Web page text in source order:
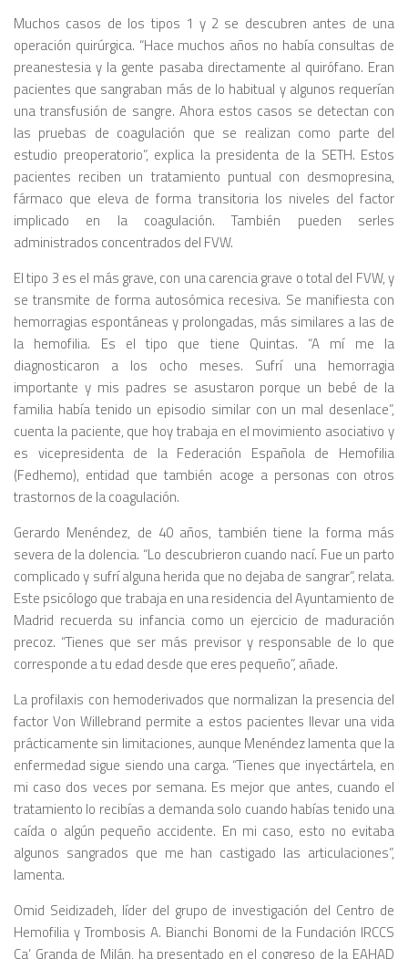
Muchos casos de los tipos 1 y 2 se descubren antes de una
operación quirúrgica. “Hace muchos años no había consultas de
preanestesia y la gente pasaba directamente al quirófano. Eran
pacientes que sangraban más de lo habitual y algunos requerían
una transfusión de sangre. Ahora estos casos se detectan con
las pruebas de coagulación que se realizan como parte del
estudio preoperatorio”, explica la presidenta de la SETH. Estos
pacientes reciben un tratamiento puntual con desmopresina,
fármaco que eleva de forma transitoria los niveles del factor
implicado en la coagulación. También pueden serles
administrados concentrados del FVW.
El tipo 3 es el más grave, con una carencia grave o total del FVW, y
se transmite de forma autosómica recesiva. Se manifiesta con
hemorragias espontáneas y prolongadas, más similares a las de
la hemofilia. Es el tipo que tiene Quintas. “A mí me la
diagnosticaron a los ocho meses. Sufrí una hemorragia
importante y mis padres se asustaron porque un bebé de la
familia había tenido un episodio similar con un mal desenlace”,
cuenta la paciente, que hoy trabaja en el movimiento asociativo y
es vicepresidenta de la Federación Española de Hemofilia
(Fedhemo), entidad que también acoge a personas con otros
trastornos de la coagulación.
Gerardo Menéndez, de 40 años, también tiene la forma más
severa de la dolencia. “Lo descubrieron cuando nací. Fue un parto
complicado y sufrí alguna herida que no dejaba de sangrar”, relata.
Este psicólogo que trabaja en una residencia del Ayuntamiento de
Madrid recuerda su infancia como un ejercicio de maduración
precoz. “Tienes que ser más previsor y responsable de lo que
corresponde a tu edad desde que eres pequeño”, añade.
La profilaxis con hemoderivados que normalizan la presencia del
factor Von Willebrand permite a estos pacientes llevar una vida
prácticamente sin limitaciones, aunque Menéndez lamenta que la
enfermedad sigue siendo una carga. “Tienes que inyectártela, en
mi caso dos veces por semana. Es mejor que antes, cuando el
tratamiento lo recibías a demanda solo cuando habías tenido una
caída o algún pequeño accidente. En mi caso, esto no evitaba
algunos sangrados que me han castigado las articulaciones”,
lamenta.
Omid Seidizadeh, líder del grupo de investigación del Centro de
Hemofilia y Trombosis A. Bianchi Bonomi de la Fundación IRCCS
Ca’ Granda de Milán, ha presentado en el congreso de la EAHAD